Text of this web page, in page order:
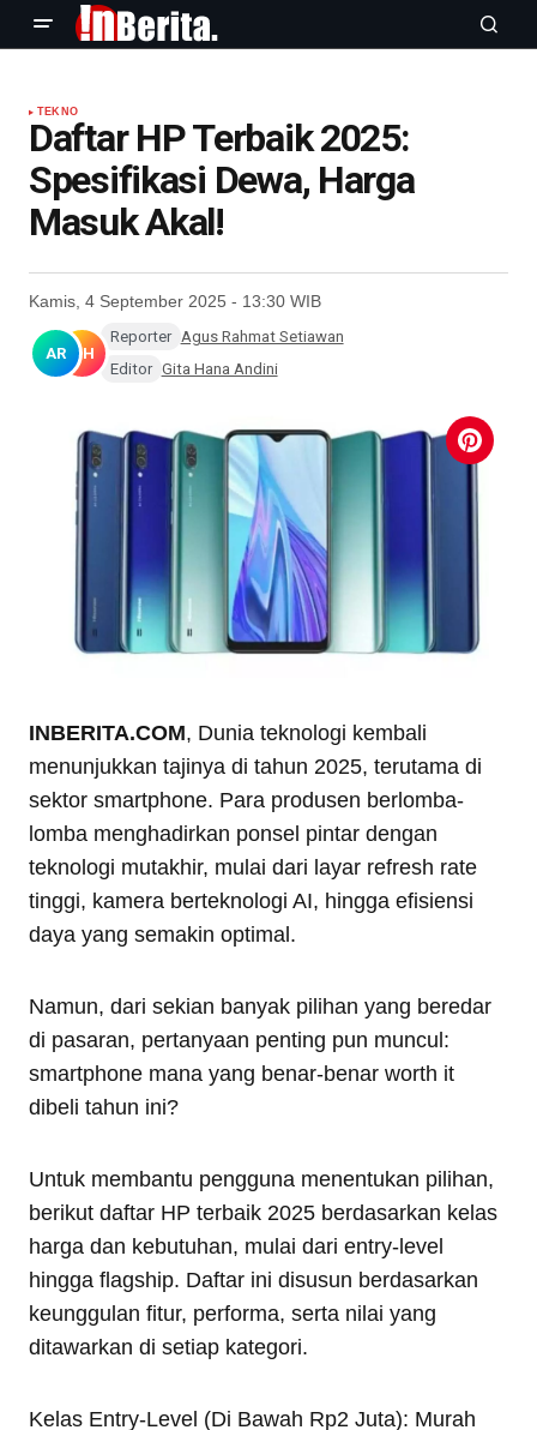
TEKNO
Daftar HP Terbaik 2025:
Spesifikasi Dewa, Harga
Masuk Akal!
Kamis, 4 September 2025 - 13:30 WIB
AR GH
Reporter Agus Rahmat Setiawan
Editor Gita Hana Andini
INBERITA.COM, Dunia teknologi kembali
menunjukkan tajinya di tahun 2025, terutama di
sektor smartphone. Para produsen berlomba-
lomba menghadirkan ponsel pintar dengan
teknologi mutakhir, mulai dari layar refresh rate
tinggi, kamera berteknologi AI, hingga efisiensi
daya yang semakin optimal.
Namun, dari sekian banyak pilihan yang beredar
di pasaran, pertanyaan penting pun muncul:
smartphone mana yang benar-benar worth it
dibeli tahun ini?
Untuk membantu pengguna menentukan pilihan,
berikut daftar HP terbaik 2025 berdasarkan kelas
harga dan kebutuhan, mulai dari entry-level
hingga flagship. Daftar ini disusun berdasarkan
keunggulan fitur, performa, serta nilai yang
ditawarkan di setiap kategori.
Kelas Entry-Level (Di Bawah Rp2 Juta): Murah